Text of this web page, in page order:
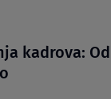
kadrova: